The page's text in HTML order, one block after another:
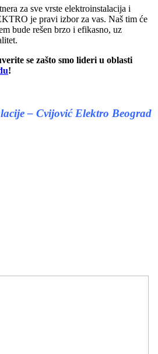
za sve vrste elektroinstalacija i
je pravi izbor za vas. Naš tim će
bude rešen brzo i efikasno, uz
se zašto smo lideri u oblasti
!
– Cvijović Elektro Beograd